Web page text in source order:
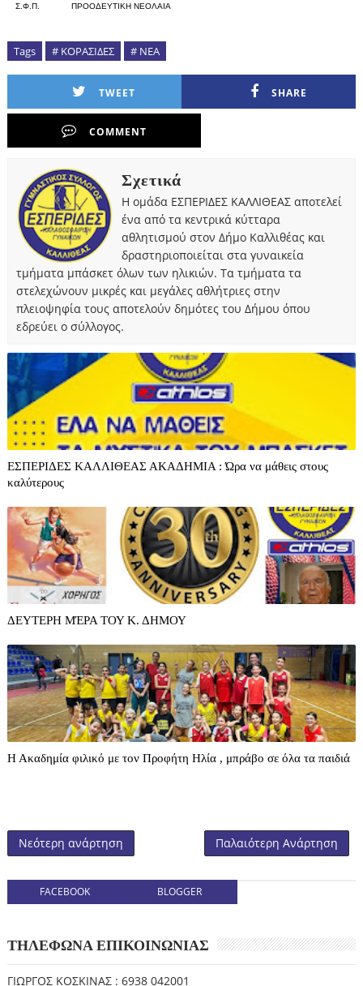
Σ.Φ.Π.
ΠΡΟΟΔΕΥΤΙΚΗ ΝΕΟΛΑΙΑ
Tags # ΚΟΡΑΣΙΔΕΣ # ΝΕΑ
TWEET SHARE
COMMENT
Σχετικά
Η ομάδα ΕΣΠΕΡΙΔΕΣ ΚΑΛΛΙΘΕΑΣ αποτελεί
ένα από τα κεντρικά κύτταρα
αθλητισμού στον Δήμο Καλλιθέας και
δραστηριοποιείται στα γυναικεία
τμήματα μπάσκετ όλων των ηλικιών. Τα τμήματα τα
στελεχώνουν μικρές και μεγάλες αθλήτριες στην
πλειοψηφία τους αποτελούν δημότες του Δήμου όπου
εδρεύει ο σύλλογος.
ΕΣΠΕΡΙΔΕΣ ΚΑΛΛΙΘΕΑΣ ΑΚΑΔΗΜΙΑ : Ώρα να μάθεις στους
καλύτερους
ΔΕΥΤΕΡΗ ΜΈΡΑ ΤΟΥ Κ. ΔΗΜΟΥ
Η Ακαδημία φιλικό με τον Προφήτη Ηλία , μπράβο σε όλα τα παιδιά
Νεότερη ανάρτηση Παλαιότερη Ανάρτηση
FACEBOOK BLOGGER
ΤΗΛΕΦΩΝΑ ΕΠΙΚΟΙΝΩΝΙΑΣ
ΓΙΩΡΓΟΣ ΚΟΣΚΙΝΑΣ : 6938 042001